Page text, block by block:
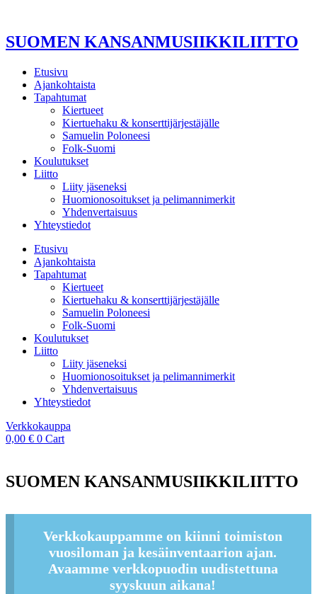
SUOMEN KANSANMUSIIKKILIITTO
Etusivu
Ajankohtaista
Tapahtumat
Kiertueet
Kiertuehaku & konserttijärjestäjälle
Samuelin Poloneesi
Folk-Suomi
Koulutukset
Liitto
Liity jäseneksi
Huomionosoitukset ja pelimannimerkit
Yhdenvertaisuus
Yhteystiedot
Etusivu
Ajankohtaista
Tapahtumat
Kiertueet
Kiertuehaku & konserttijärjestäjälle
Samuelin Poloneesi
Folk-Suomi
Koulutukset
Liitto
Liity jäseneksi
Huomionosoitukset ja pelimannimerkit
Yhdenvertaisuus
Yhteystiedot
Verkkokauppa
0,00 € 0 Cart
SUOMEN KANSANMUSIIKKILIITTO
Verkkokauppamme on kiinni toimiston
vuosiloman ja kesäinventaarion ajan.
Avaamme verkkopuodin uudistettuna
syyskuun aikana!